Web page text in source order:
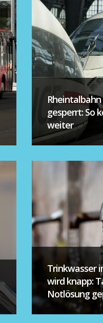
gesperrt: So
weiter
Trinkwasser
wird knapp:
Notlösung